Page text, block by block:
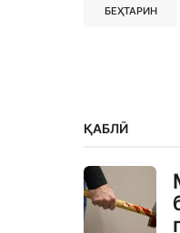
БЕҲТАРИН
ҚАБЛӢ